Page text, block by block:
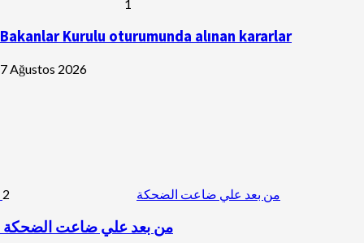
1
Bakanlar Kurulu oturumunda alınan kararlar
7 Ağustos 2026
من بعد علي ضاعت الضحكة 2
من بعد علي ضاعت الضحكة